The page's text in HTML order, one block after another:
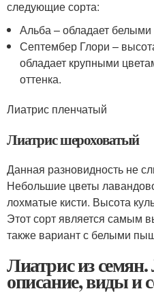
следующие сорта:
Альба – обладает белыми
Септембер Глори –
обладает крупными
оттенка.
Лиатрис пленчатый
Лиатрис шероховатый
Данная разновидность не
Небольшие цветы
лохматые кисти. Высота
Этот сорт является самым
также вариант с белыми
Лиатрис из
описание, виды и